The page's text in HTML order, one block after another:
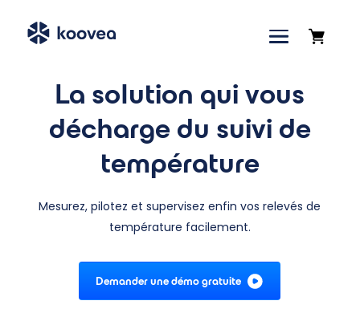
La solution qui vous
décharge du suivi de
température
Mesurez, pilotez et supervisez enfin vos relevés de
température facilement.
Demander une démo gratuite